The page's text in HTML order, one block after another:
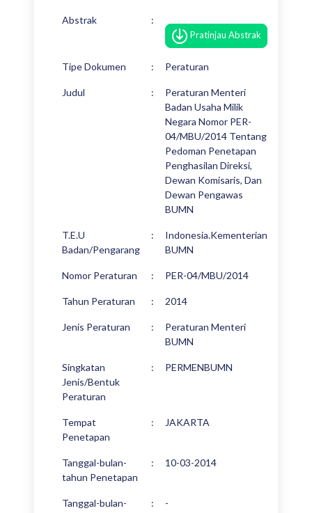
Abstrak :
Pratinjau Abstrak
Tipe Dokumen : Peraturan
Judul :
Peraturan Menteri
Badan Usaha Milik
Negara Nomor PER-
04/MBU/2014 Tentang
Pedoman Penetapan
Penghasilan Direksi,
Dewan Komisaris, Dan
Dewan Pengawas
BUMN
T.E.U
Badan/Pengarang
:
Indonesia.Kementerian
BUMN
Nomor Peraturan : PER-04/MBU/2014
Tahun Peraturan : 2014
Jenis Peraturan :
Peraturan Menteri
BUMN
Singkatan
Jenis/Bentuk
Peraturan
: PERMENBUMN
Tempat
Penetapan
: JAKARTA
Tanggal-bulan-
tahun Penetapan
: 10-03-2014
Tanggal-bulan-
: -